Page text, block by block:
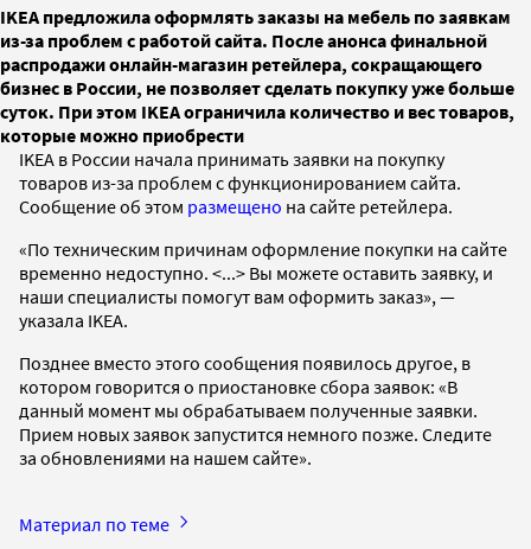
IKEA предложила оформлять заказы на мебель по заявкам
из-за проблем с работой сайта. После анонса финальной
распродажи онлайн-магазин ретейлера, сокращающего
бизнес в России, не позволяет сделать покупку уже больше
суток. При этом IKEA ограничила количество и вес товаров,
которые можно приобрести
IKEA в России начала принимать заявки на покупку
товаров из-за проблем с функционированием сайта.
Сообщение об этом размещено на сайте ретейлера.
«По техническим причинам оформление покупки на сайте
временно недоступно. <...> Вы можете оставить заявку, и
наши специалисты помогут вам оформить заказ», —
указала IKEA.
Позднее вместо этого сообщения появилось другое, в
котором говорится о приостановке сбора заявок: «В
данный момент мы обрабатываем полученные заявки.
Прием новых заявок запустится немного позже. Следите
за обновлениями на нашем сайте».
Материал по теме